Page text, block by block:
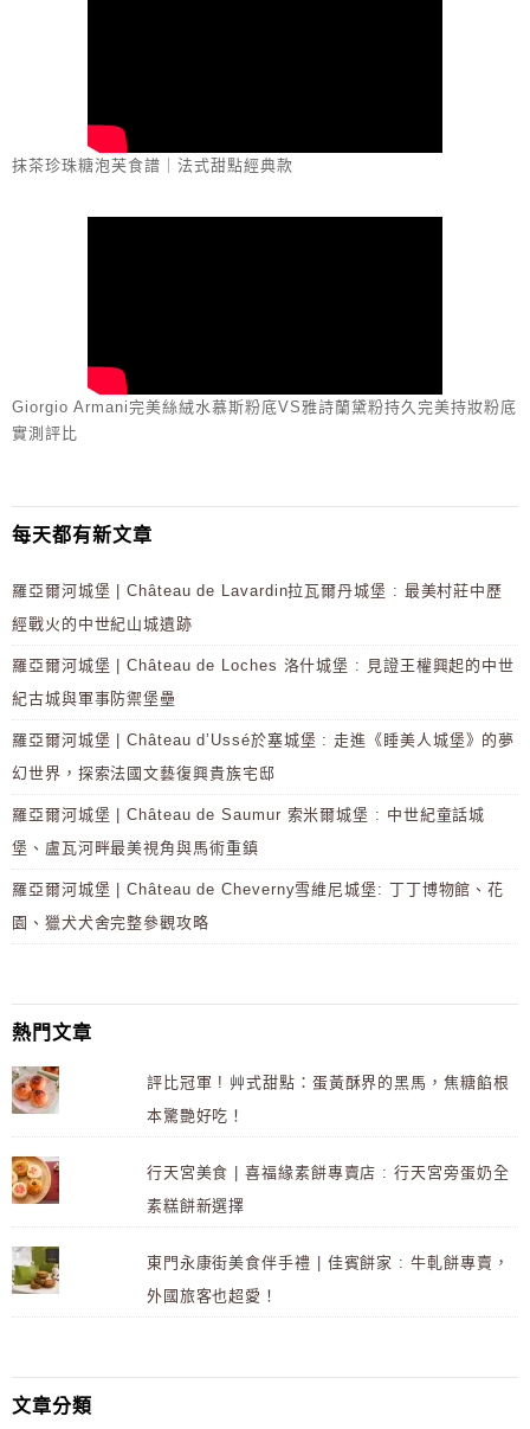
抹茶珍珠糖泡芙食譜｜法式甜點經典款
Giorgio Armani完美絲絨水慕斯粉底VS雅詩蘭黛粉持久完美持妝粉底
實測評比
每天都有新文章
羅亞爾河城堡 | Château de Lavardin拉瓦爾丹城堡 : 最美村莊中歷
經戰火的中世紀山城遺跡
羅亞爾河城堡 | Château de Loches 洛什城堡 : 見證王權興起的中世
紀古城與軍事防禦堡壘
羅亞爾河城堡 | Château d’Ussé於塞城堡 : 走進《睡美人城堡》的夢
幻世界，探索法國文藝復興貴族宅邸
羅亞爾河城堡 | Château de Saumur 索米爾城堡 : 中世紀童話城
堡、盧瓦河畔最美視角與馬術重鎮
羅亞爾河城堡 | Château de Cheverny雪維尼城堡: 丁丁博物館、花
園、獵犬犬舍完整參觀攻略
熱門文章
評比冠軍 ! 艸式甜點：蛋黃酥界的黑馬，焦糖餡根
本驚艷好吃！
行天宮美食 | 喜福緣素餅專賣店 : 行天宮旁蛋奶全
素糕餅新選擇
東門永康街美食伴手禮 | 佳賓餅家 : 牛軋餅專賣，
外國旅客也超愛！
文章分類